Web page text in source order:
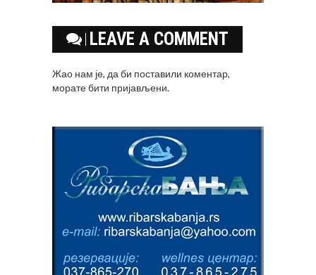
LEAVE A COMMENT
Жао нам је, да би поставили коментар,
моратебити пријављени.